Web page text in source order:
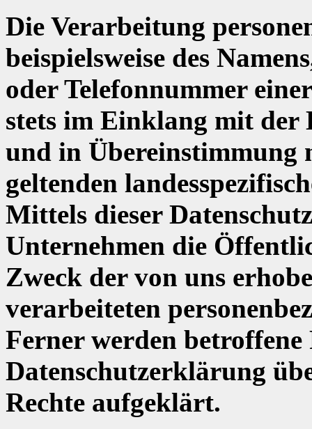
Die Verarbeitung
beispielsweise des
oder Telefonnummer
stets im Einklang mit der
und in Übereinstimmung
geltenden
Mittels dieser
Unternehmen die
Zweck der von uns
verarbeiteten
Ferner werden betroffene
Datenschutzerklärung
Rechte aufgeklärt.